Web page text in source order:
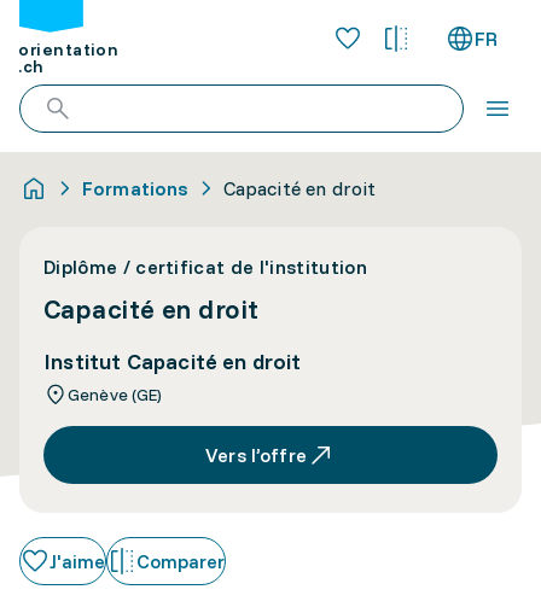
orientation
.ch
FR
Formations Capacité en droit
Diplôme / certificat de l'institution
Capacité en droit
Institut Capacité en droit
Genève (GE)
Vers l’offre
J'aime Comparer